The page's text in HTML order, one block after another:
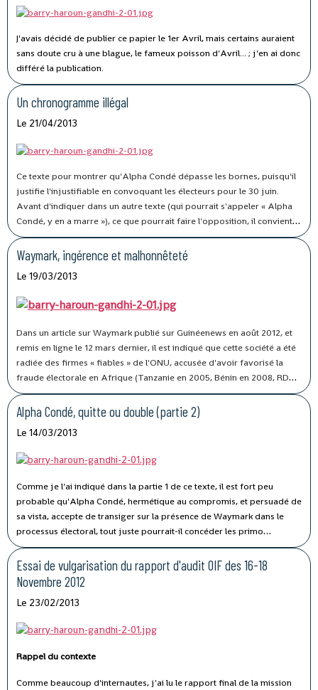
J'avais décidé de publier ce papier le 1er Avril, mais certains auraient
sans doute cru à une blague, le fameux poisson d'Avril... ; j'en ai donc
différé la publication.
Un chronogramme illégal
Le 21/04/2013
Ce texte pour montrer qu'Alpha Condé dépasse les bornes, puisqu'il
justifie l'injustifiable en convoquant les électeurs pour le 30 juin.
Avant d'indiquer dans un autre texte (qui pourrait s'appeler « Alpha
Condé, y en a marre »), ce que pourrait faire l'opposition, il convient
ici d'examiner le chronogramme d'Alpha Condé, qui veut une fois de
plus escroquer les Guinéens.
Waymark, ingérence et malhonnêteté
Le 19/03/2013
Dans un article sur Waymark publié sur Guinéenews en août 2012, et
remis en ligne le 12 mars dernier, il est indiqué que cette société a été
radiée des firmes « fiables » de l'ONU, accusée d'avoir favorisé la
fraude électorale en Afrique (Tanzanie en 2005, Bénin en 2008, RDC
en 2011 et Cameroun en 2012 notamment).
Alpha Condé, quitte ou double (partie 2)
Le 14/03/2013
Comme je l'ai indiqué dans la partie 1 de ce texte, il est fort peu
probable qu'Alpha Condé, hermétique au compromis, et persuadé de
sa vista, accepte de transiger sur la présence de Waymark dans le
processus électoral, tout juste pourrait-il concéder les primo
électeurs de la diaspora, pour illustrer le fait qu'il peut faire des
concessions. Mais comme nous l'avons vu, les leaders de l'opposition
ne peuvent décemment pas accepter leur mise à l'écart.
Essai de vulgarisation du rapport d'audit OIF des 16-18
Novembre 2012
Le 23/02/2013
Rappel du contexte
Comme beaucoup d'internautes, j'ai lu le rapport final de la mission